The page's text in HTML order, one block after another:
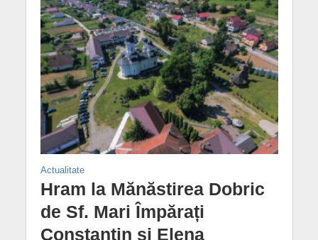
Actualitate
Hram la Mănăstirea Dobric
de Sf. Mari Împărați
Constantin și Elena